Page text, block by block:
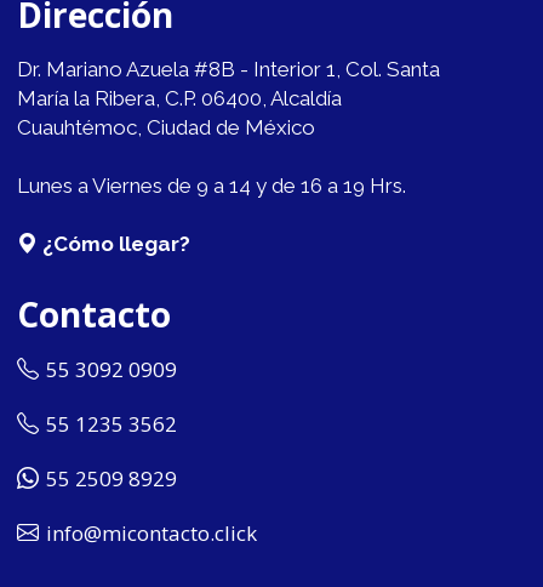
Dirección
Dr. Mariano Azuela #8B - Interior 1, Col. Santa
María la Ribera, C.P. 06400, Alcaldía
Cuauhtémoc, Ciudad de México
Lunes a Viernes de 9 a 14 y de 16 a 19 Hrs.
¿Cómo llegar?
Contacto
55 3092 0909
55 1235 3562
55 2509 8929
info@micontacto.click